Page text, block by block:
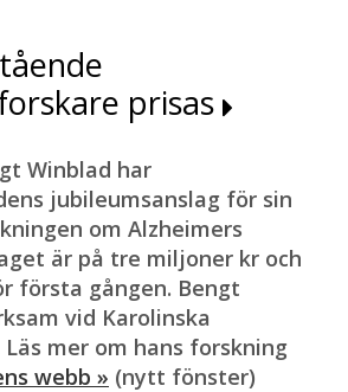
prisas
Winblad har
jubileumsanslag för sin
om Alzheimers
är på tre miljoner kr och
första gången. Bengt
vid Karolinska
mer om hans forskning
webb » (nytt fönster)